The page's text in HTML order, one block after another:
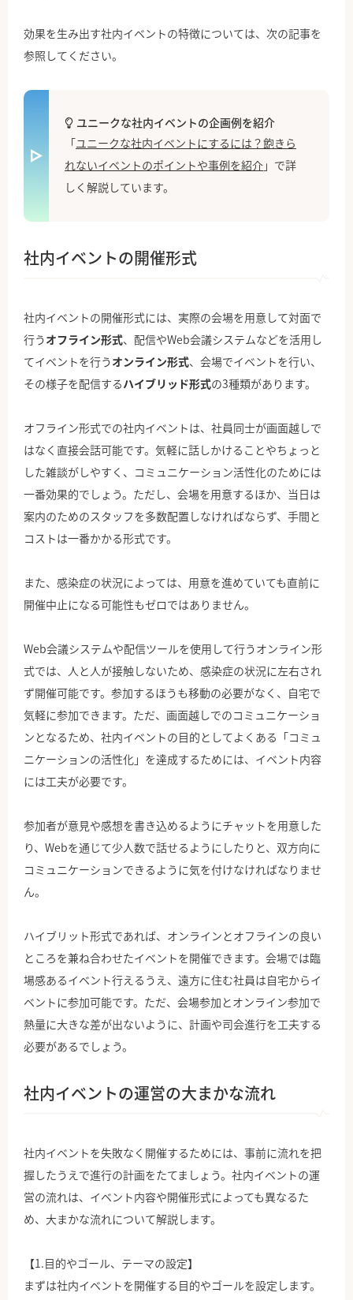
効果を生み出す社内イベントの特徴については、次の記事を
参照してください。
ユニークな社内イベントの企画例を紹介
「ユニークな社内イベントにするには？飽きら
れないイベントのポイントや事例を紹介 」で詳
しく解説しています。
社内イベントの開催形式
社内イベントの開催形式には、実際の会場を用意して対面で
行うオフライン形式、配信やWeb会議システムなどを活用し
てイベントを行うオンライン形式、会場でイベントを行い、
その様子を配信するハイブリッド形式の3種類があります。
オフライン形式での社内イベントは、社員同士が画面越しで
はなく直接会話可能です。気軽に話しかけることやちょっと
した雑談がしやすく、コミュニケーション活性化のためには
一番効果的でしょう。ただし、会場を用意するほか、当日は
案内のためのスタッフを多数配置しなければならず、手間と
コストは一番かかる形式です。
また、感染症の状況によっては、用意を進めていても直前に
開催中止になる可能性もゼロではありません。
Web会議システムや配信ツールを使用して行うオンライン形
式では、人と人が接触しないため、感染症の状況に左右され
ず開催可能です。参加するほうも移動の必要がなく、自宅で
気軽に参加できます。ただ、画面越しでのコミュニケーショ
ンとなるため、社内イベントの目的としてよくある「コミュ
ニケーションの活性化」を達成するためには、イベント内容
には工夫が必要です。
参加者が意見や感想を書き込めるようにチャットを用意した
り、Webを通じて少人数で話せるようにしたりと、双方向に
コミュニケーションできるように気を付けなければなりませ
ん。
ハイブリット形式であれば、オンラインとオフラインの良い
ところを兼ね合わせたイベントを開催できます。会場では臨
場感あるイベント行えるうえ、遠方に住む社員は自宅からイ
ベントに参加可能です。ただ、会場参加とオンライン参加で
熱量に大きな差が出ないように、計画や司会進行を工夫する
必要があるでしょう。
社内イベントの運営の大まかな流れ
社内イベントを失敗なく開催するためには、事前に流れを把
握したうえで進行の計画をたてましょう。社内イベントの運
営の流れは、イベント内容や開催形式によっても異なるた
め、大まかな流れについて解説します。
【1.目的やゴール、テーマの設定】
まずは社内イベントを開催する目的やゴールを設定します。